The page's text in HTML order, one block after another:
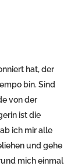
hat, der
bin. Sind
von der
ist die
ich mir alle
und gehe
mich einmal